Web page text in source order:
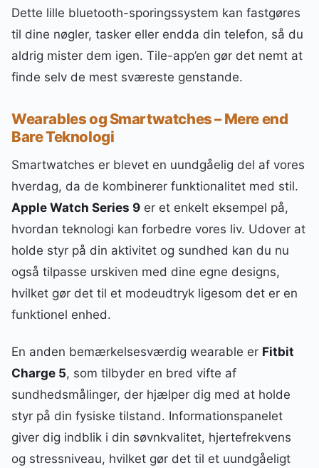
Dette lille bluetooth-sporingssystem kan fastgøres
til dine nøgler, tasker eller endda din telefon, så du
aldrig mister dem igen. Tile-app’en gør det nemt at
finde selv de mest sværeste genstande.
Wearables og Smartwatches – Mere end
Bare Teknologi
Smartwatches er blevet en uundgåelig del af vores
hverdag, da de kombinerer funktionalitet med stil.
Apple Watch Series 9 er et enkelt eksempel på,
hvordan teknologi kan forbedre vores liv. Udover at
holde styr på din aktivitet og sundhed kan du nu
også tilpasse urskiven med dine egne designs,
hvilket gør det til et modeudtryk ligesom det er en
funktionel enhed.
En anden bemærkelsesværdig wearable er Fitbit
Charge 5, som tilbyder en bred vifte af
sundhedsmålinger, der hjælper dig med at holde
styr på din fysiske tilstand. Informationspanelet
giver dig indblik i din søvnkvalitet, hjertefrekvens
og stressniveau, hvilket gør det til et uundgåeligt